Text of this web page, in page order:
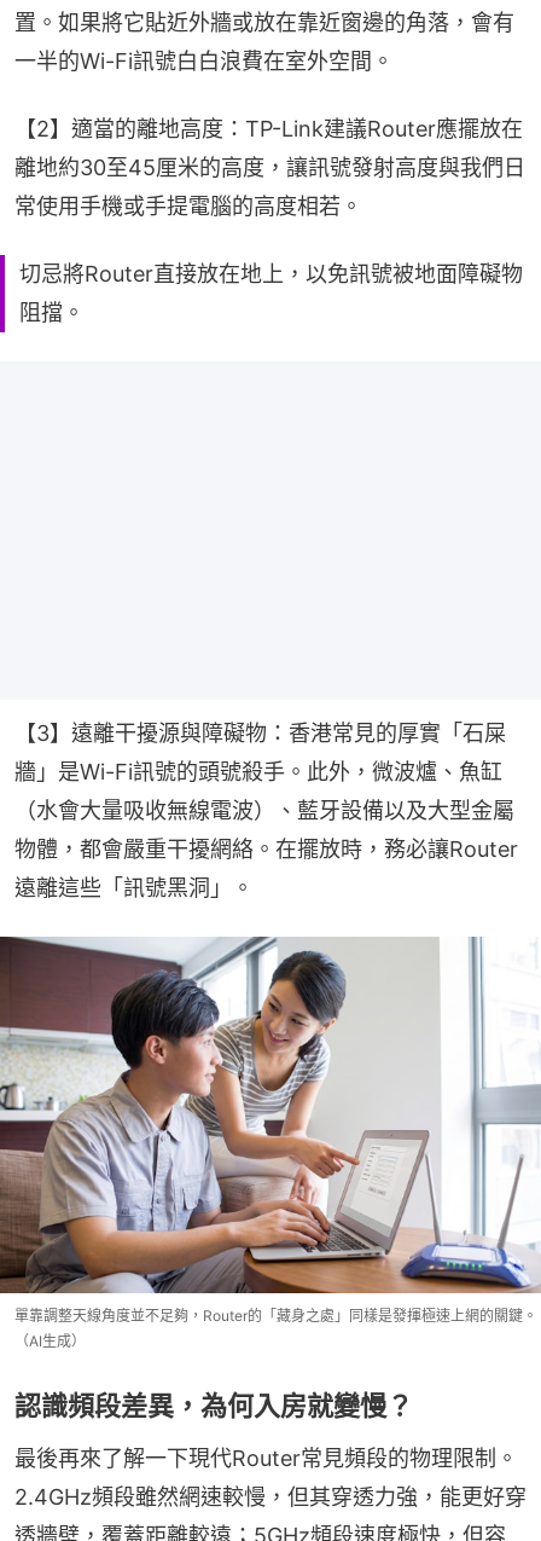
置。如果將它貼近外牆或放在靠近窗邊的角落，會有
一半的Wi-Fi訊號白白浪費在室外空間。
【2】適當的離地高度：TP-Link建議Router應擺放在
離地約30至45厘米的高度，讓訊號發射高度與我們日
常使用手機或手提電腦的高度相若。
切忌將Router直接放在地上，以免訊號被地面障礙物
阻擋。
【3】遠離干擾源與障礙物：香港常見的厚實「石屎
牆」是Wi-Fi訊號的頭號殺手。此外，微波爐、魚缸
（水會大量吸收無線電波）、藍牙設備以及大型金屬
物體，都會嚴重干擾網絡。在擺放時，務必讓Router
遠離這些「訊號黑洞」。
單靠調整天線角度並不足夠，Router的「藏身之處」同樣是發揮極速上網的關鍵。
（AI生成）
認識頻段差異，為何入房就變慢？
最後再來了解一下現代Router常見頻段的物理限制。
2.4GHz頻段雖然網速較慢，但其穿透力強，能更好穿
透牆壁，覆蓋距離較遠；5GHz頻段速度極快，但容